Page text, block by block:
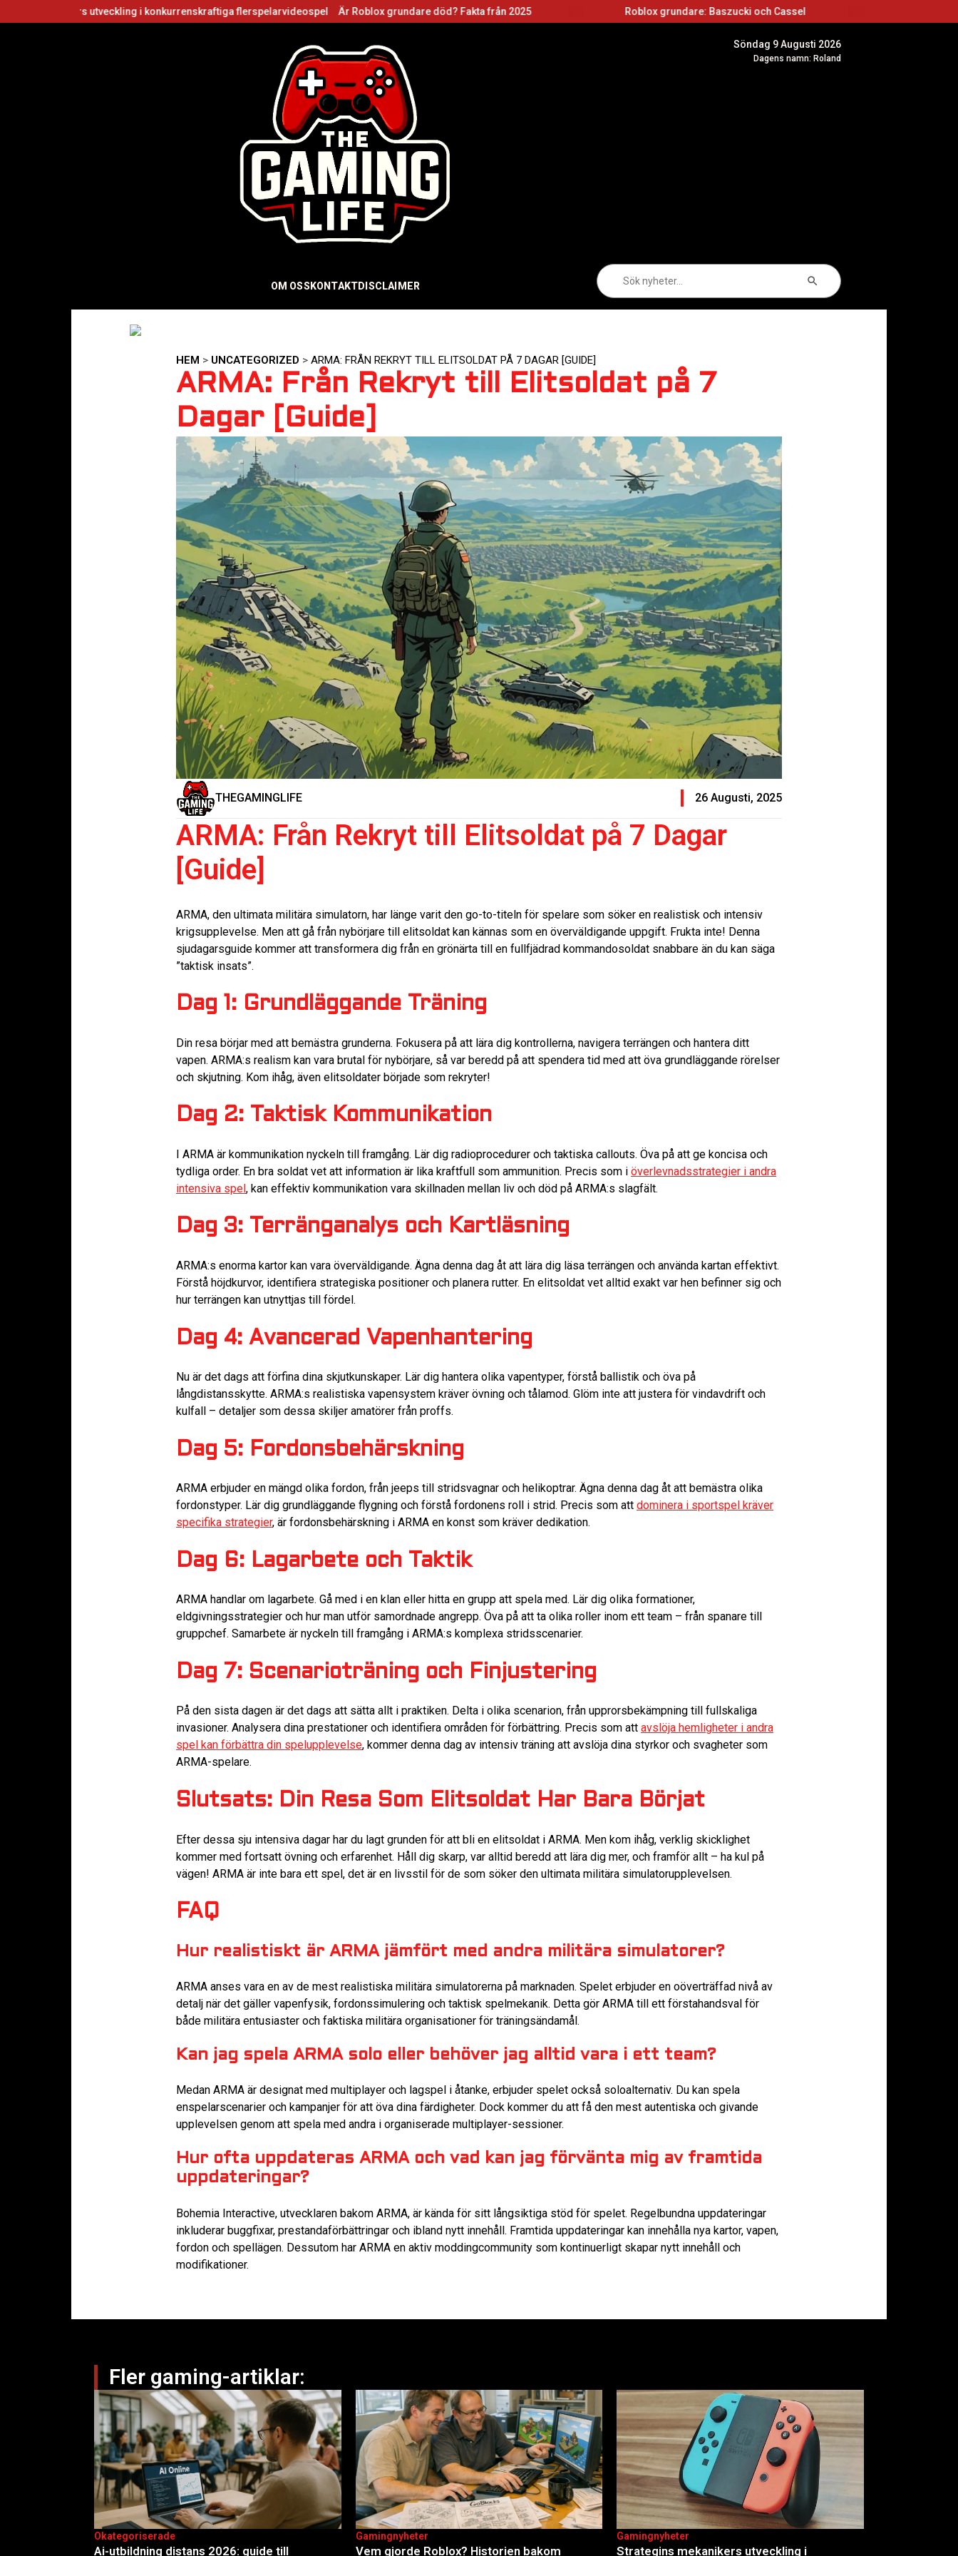
utveckling i konkurrenskraftiga flerspelarvideospel Är Roblox grundare död? Fakta från 2025 Roblox grundare: Baszucki och Cassel
OM OSS KONTAKTDISCLAIMER
Söndag 9 Augusti 2026
Dagens namn: Roland
efter:
Sökknapp
HEM > UNCATEGORIZED > ARMA: FRÅN REKRYT TILL ELITSOLDAT PÅ 7 DAGAR [GUIDE]
ARMA: Från Rekryt till Elitsoldat på 7
Dagar [Guide]
THEGAMINGLIFE 26 Augusti, 2025
ARMA: Från Rekryt till Elitsoldat på 7 Dagar
[Guide]
ARMA, den ultimata militära simulatorn, har länge varit den go-to-titeln för spelare som söker en realistisk och intensiv
krigsupplevelse. Men att gå från nybörjare till elitsoldat kan kännas som en överväldigande uppgift. Frukta inte! Denna
sjudagarsguide kommer att transformera dig från en grönärta till en fullfjädrad kommandosoldat snabbare än du kan säga
”taktisk insats”.
Dag 1: Grundläggande Träning
Din resa börjar med att bemästra grunderna. Fokusera på att lära dig kontrollerna, navigera terrängen och hantera ditt
vapen. ARMA:s realism kan vara brutal för nybörjare, så var beredd på att spendera tid med att öva grundläggande rörelser
och skjutning. Kom ihåg, även elitsoldater började som rekryter!
Dag 2: Taktisk Kommunikation
I ARMA är kommunikation nyckeln till framgång. Lär dig radioprocedurer och taktiska callouts. Öva på att ge koncisa och
tydliga order. En bra soldat vet att information är lika kraftfull som ammunition. Precis som i överlevnadsstrategier i andra
intensiva spel, kan effektiv kommunikation vara skillnaden mellan liv och död på ARMA:s slagfält.
Dag 3: Terränganalys och Kartläsning
ARMA:s enorma kartor kan vara överväldigande. Ägna denna dag åt att lära dig läsa terrängen och använda kartan effektivt.
Förstå höjdkurvor, identifiera strategiska positioner och planera rutter. En elitsoldat vet alltid exakt var hen befinner sig och
hur terrängen kan utnyttjas till fördel.
Dag 4: Avancerad Vapenhantering
Nu är det dags att förfina dina skjutkunskaper. Lär dig hantera olika vapentyper, förstå ballistik och öva på
långdistansskytte. ARMA:s realistiska vapensystem kräver övning och tålamod. Glöm inte att justera för vindavdrift och
kulfall – detaljer som dessa skiljer amatörer från proffs.
Dag 5: Fordonsbehärskning
ARMA erbjuder en mängd olika fordon, från jeeps till stridsvagnar och helikoptrar. Ägna denna dag åt att bemästra olika
fordonstyper. Lär dig grundläggande flygning och förstå fordonens roll i strid. Precis som att dominera i sportspel kräver
specifika strategier, är fordonsbehärskning i ARMA en konst som kräver dedikation.
Dag 6: Lagarbete och Taktik
ARMA handlar om lagarbete. Gå med i en klan eller hitta en grupp att spela med. Lär dig olika formationer,
eldgivningsstrategier och hur man utför samordnade angrepp. Öva på att ta olika roller inom ett team – från spanare till
gruppchef. Samarbete är nyckeln till framgång i ARMA:s komplexa stridsscenarier.
Dag 7: Scenarioträning och Finjustering
På den sista dagen är det dags att sätta allt i praktiken. Delta i olika scenarion, från upprorsbekämpning till fullskaliga
invasioner. Analysera dina prestationer och identifiera områden för förbättring. Precis som att avslöja hemligheter i andra
spel kan förbättra din spelupplevelse, kommer denna dag av intensiv träning att avslöja dina styrkor och svagheter som
ARMA-spelare.
Slutsats: Din Resa Som Elitsoldat Har Bara Börjat
Efter dessa sju intensiva dagar har du lagt grunden för att bli en elitsoldat i ARMA. Men kom ihåg, verklig skicklighet
kommer med fortsatt övning och erfarenhet. Håll dig skarp, var alltid beredd att lära dig mer, och framför allt – ha kul på
vägen! ARMA är inte bara ett spel, det är en livsstil för de som söker den ultimata militära simulatorupplevelsen.
FAQ
Hur realistiskt är ARMA jämfört med andra militära simulatorer?
ARMA anses vara en av de mest realistiska militära simulatorerna på marknaden. Spelet erbjuder en oöverträffad nivå av
detalj när det gäller vapenfysik, fordonssimulering och taktisk spelmekanik. Detta gör ARMA till ett förstahandsval för
både militära entusiaster och faktiska militära organisationer för träningsändamål.
Kan jag spela ARMA solo eller behöver jag alltid vara i ett team?
Medan ARMA är designat med multiplayer och lagspel i åtanke, erbjuder spelet också soloalternativ. Du kan spela
enspelarscenarier och kampanjer för att öva dina färdigheter. Dock kommer du att få den mest autentiska och givande
upplevelsen genom att spela med andra i organiserade multiplayer-sessioner.
Hur ofta uppdateras ARMA och vad kan jag förvänta mig av framtida
uppdateringar?
Bohemia Interactive, utvecklaren bakom ARMA, är kända för sitt långsiktiga stöd för spelet. Regelbundna uppdateringar
inkluderar buggfixar, prestandaförbättringar och ibland nytt innehåll. Framtida uppdateringar kan innehålla nya kartor, vapen,
fordon och spellägen. Dessutom har ARMA en aktiv moddingcommunity som kontinuerligt skapar nytt innehåll och
modifikationer.
Fler gaming-artiklar:
Ai-utbildning distans 2026: guide till
Okategoriserade
Vem gjorde Roblox? Historien bakom
Gamingnyheter
Strategins mekanikers utveckling i
Gamingnyheter